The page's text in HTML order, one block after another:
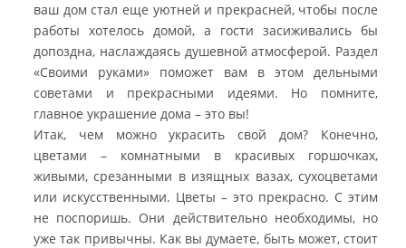
ваш дом стал еще уютней и прекрасней, чтобы после
работы хотелось домой, а гости засиживались бы
допоздна, наслаждаясь душевной атмосферой. Раздел
«Своими руками» поможет вам в этом дельными
советами и прекрасными идеями. Но помните,
главное украшение дома – это вы!
Итак, чем можно украсить свой дом? Конечно,
цветами – комнатными в красивых горшочках,
живыми, срезанными в изящных вазах, сухоцветами
или искусственными. Цветы – это прекрасно. С этим
не поспоришь. Они действительно необходимы, но
уже так привычны. Как вы думаете, быть может, стоит